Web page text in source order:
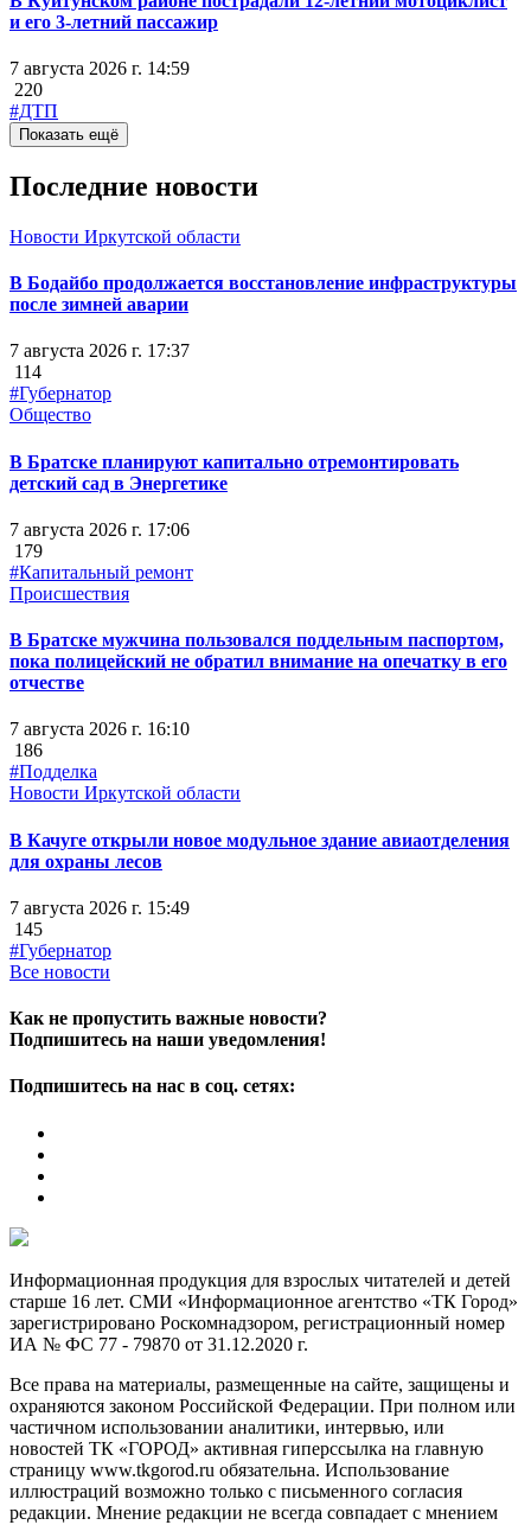
и его 3-летний пассажир
7 августа 2026 г. 14:59
220
#ДТП
Показать ещё
Последние новости
Новости Иркутской области
В Бодайбо продолжается восстановление инфраструктуры
после зимней аварии
7 августа 2026 г. 17:37
114
#Губернатор
Общество
В Братске планируют капитально отремонтировать
детский сад в Энергетике
7 августа 2026 г. 17:06
179
#Капитальный ремонт
Происшествия
В Братске мужчина пользовался поддельным паспортом,
пока полицейский не обратил внимание на опечатку в его
отчестве
7 августа 2026 г. 16:10
186
#Подделка
Новости Иркутской области
В Качуге открыли новое модульное здание авиаотделения
для охраны лесов
7 августа 2026 г. 15:49
145
#Губернатор
Все новости
Как не пропустить важные новости?
Подпишитесь на наши уведомления!
Подпишитесь на нас в соц. сетях:
Информационная продукция для взрослых читателей и детей
старше 16 лет. СМИ «Информационное агентство «ТК Город»
зарегистрировано Роскомнадзором, регистрационный номер
ИА № ФС 77 - 79870 от 31.12.2020 г.
Все права на материалы, размещенные на сайте, защищены и
охраняются законом Российской Федерации. При полном или
частичном использовании аналитики, интервью, или
новостей ТК «ГОРОД» активная гиперссылка на главную
страницу www.tkgorod.ru обязательна. Использование
иллюстраций возможно только с письменного согласия
редакции. Мнение редакции не всегда совпадает с мнением